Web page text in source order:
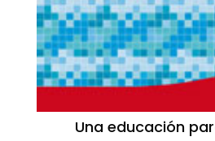
Una educación